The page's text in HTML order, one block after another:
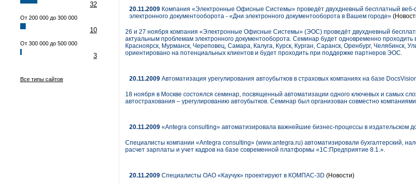
32
От 200 000 до 300 000
10
От 300 000 до 500 000
3
Все типы сайтов
20.11.2009 Компания «Электронные Офисные Системы» проведёт двухдневный бесплатный
электронного документооборота - «Дни электронного документооборота в Вашем городе»
26 и 27 ноября компания «Электронные Офисные Системы» (ЭОС) проведёт двухдневный
актуальным проблемам электронного документооборота. Семинар будет одновременно проходить
Красноярск, Мурманск, Череповец, Самара, Калуга, Курск, Курган, Саранск, Оренбург, Челябинск,
ориентировано на потенциальных клиентов и будет проходить при поддержке партнеров ЭОС.
20.11.2009 Автоматизация урегулирования автоубытков в страховых компаниях на базе
18 ноября в Москве состоялся семинар, посвященный автоматизации одного ключевых и самых
автострахования – урегулированию автоубытков. Семинар был организован совместно
20.11.2009 «Antegra consulting» автоматизировала важнейшие бизнес-процессы в издательском
Специалисты компании «Antegra consulting» (www.antegra.ru) автоматизировали бухгалтерский,
расчет зарплаты и учет кадров на базе современной платформы «1С:Предприятие 8.1.».
20.11.2009 Специалисты ОАО «Каучук» проектируют в КОМПАС-3D (Новости)